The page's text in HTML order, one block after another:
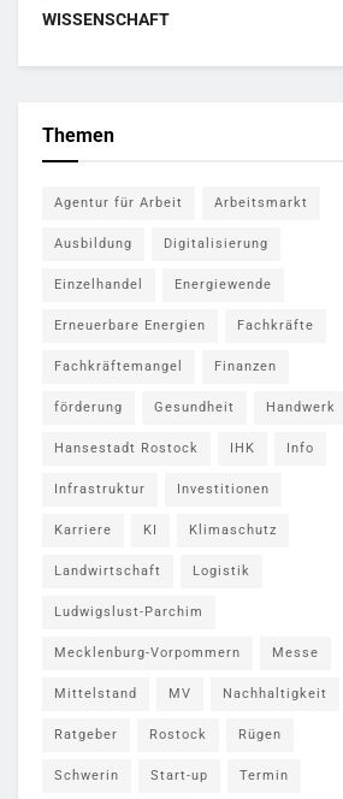
WISSENSCHAFT
Themen
Agentur für Arbeit Arbeitsmarkt
Ausbildung Digitalisierung
Einzelhandel Energiewende
Erneuerbare Energien Fachkräfte
Fachkräftemangel Finanzen
förderung Gesundheit Handwerk
Hansestadt Rostock IHK Info
Infrastruktur Investitionen
Karriere KI Klimaschutz
Landwirtschaft Logistik
Ludwigslust-Parchim
Mecklenburg-Vorpommern Messe
Mittelstand MV Nachhaltigkeit
Ratgeber Rostock Rügen
Schwerin Start-up Termin